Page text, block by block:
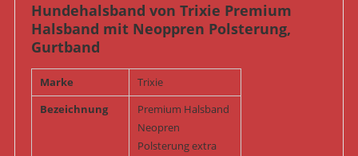
Hundehalsband von Trixie Premium
Halsband mit Neoppren Polsterung,
Gurtband
Marke
Trixie
Bezeichnung
Premium Halsband
Neopren
Polsterung extra